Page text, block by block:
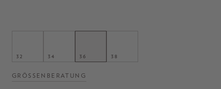
- Puffärmel
32 34 36 38
GRÖSSENBERATUNG